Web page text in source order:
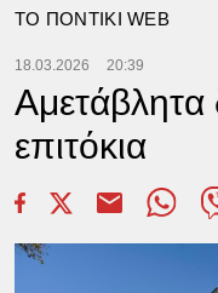
TΟ ΠΟΝΤΙΚΙ WEB
18.03.2026 20:39
Αμετάβλητα
επιτόκια